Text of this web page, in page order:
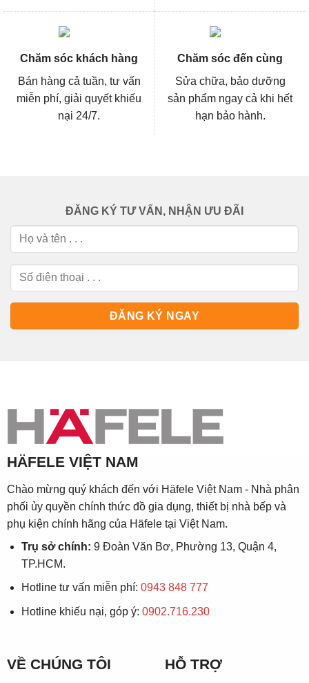
Chăm sóc khách hàng
Bán hàng cả tuần, tư vấn
miễn phí, giải quyết khiếu
nại 24/7.
Chăm sóc đến cùng
Sửa chữa, bảo dưỡng
sản phẩm ngay cả khi hết
hạn bảo hành.
ĐĂNG KÝ TƯ VẤN, NHẬN ƯU ĐÃI
HÄFELE VIỆT NAM
Chào mừng quý khách đến với Häfele Việt Nam - Nhà phân
phối ủy quyền chính thức đồ gia dụng, thiết bị nhà bếp và
phụ kiện chính hãng của Häfele tại Việt Nam.
Trụ sở chính: 9 Đoàn Văn Bơ, Phường 13, Quận 4,
TP.HCM.
Hotline tư vấn miễn phí: 0943 848 777
Hotline khiếu nại, góp ý: 0902.716.230
VỀ CHÚNG TÔI HỖ TRỢ